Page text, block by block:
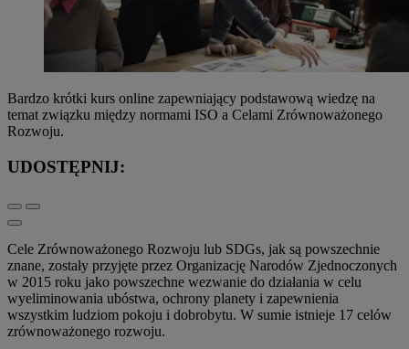
Bardzo krótki kurs online zapewniający podstawową wiedzę na
temat związku między normami ISO a Celami Zrównoważonego
Rozwoju.
UDOSTĘPNIJ:
Cele Zrównoważonego Rozwoju lub SDGs, jak są powszechnie
znane, zostały przyjęte przez Organizację Narodów Zjednoczonych
w 2015 roku jako powszechne wezwanie do działania w celu
wyeliminowania ubóstwa, ochrony planety i zapewnienia
wszystkim ludziom pokoju i dobrobytu. W sumie istnieje 17 celów
zrównoważonego rozwoju.